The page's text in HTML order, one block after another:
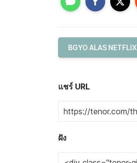
BGYO ALAS NETFLIX
แชร์ URL
ฝัง